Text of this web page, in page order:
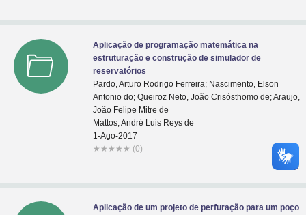
Aplicação de programação matemática na
estruturação e construção de simulador de
reservatórios
Pardo, Arturo Rodrigo Ferreira; Nascimento, Elson
Antonio do; Queiroz Neto, João Crisósthomo de; Araujo,
João Felipe Mitre de
Mattos, André Luis Reys de
1-Ago-2017
★ ★ ★ ★ ★ (0)
Aplicação de um projeto de perfuração para um poço